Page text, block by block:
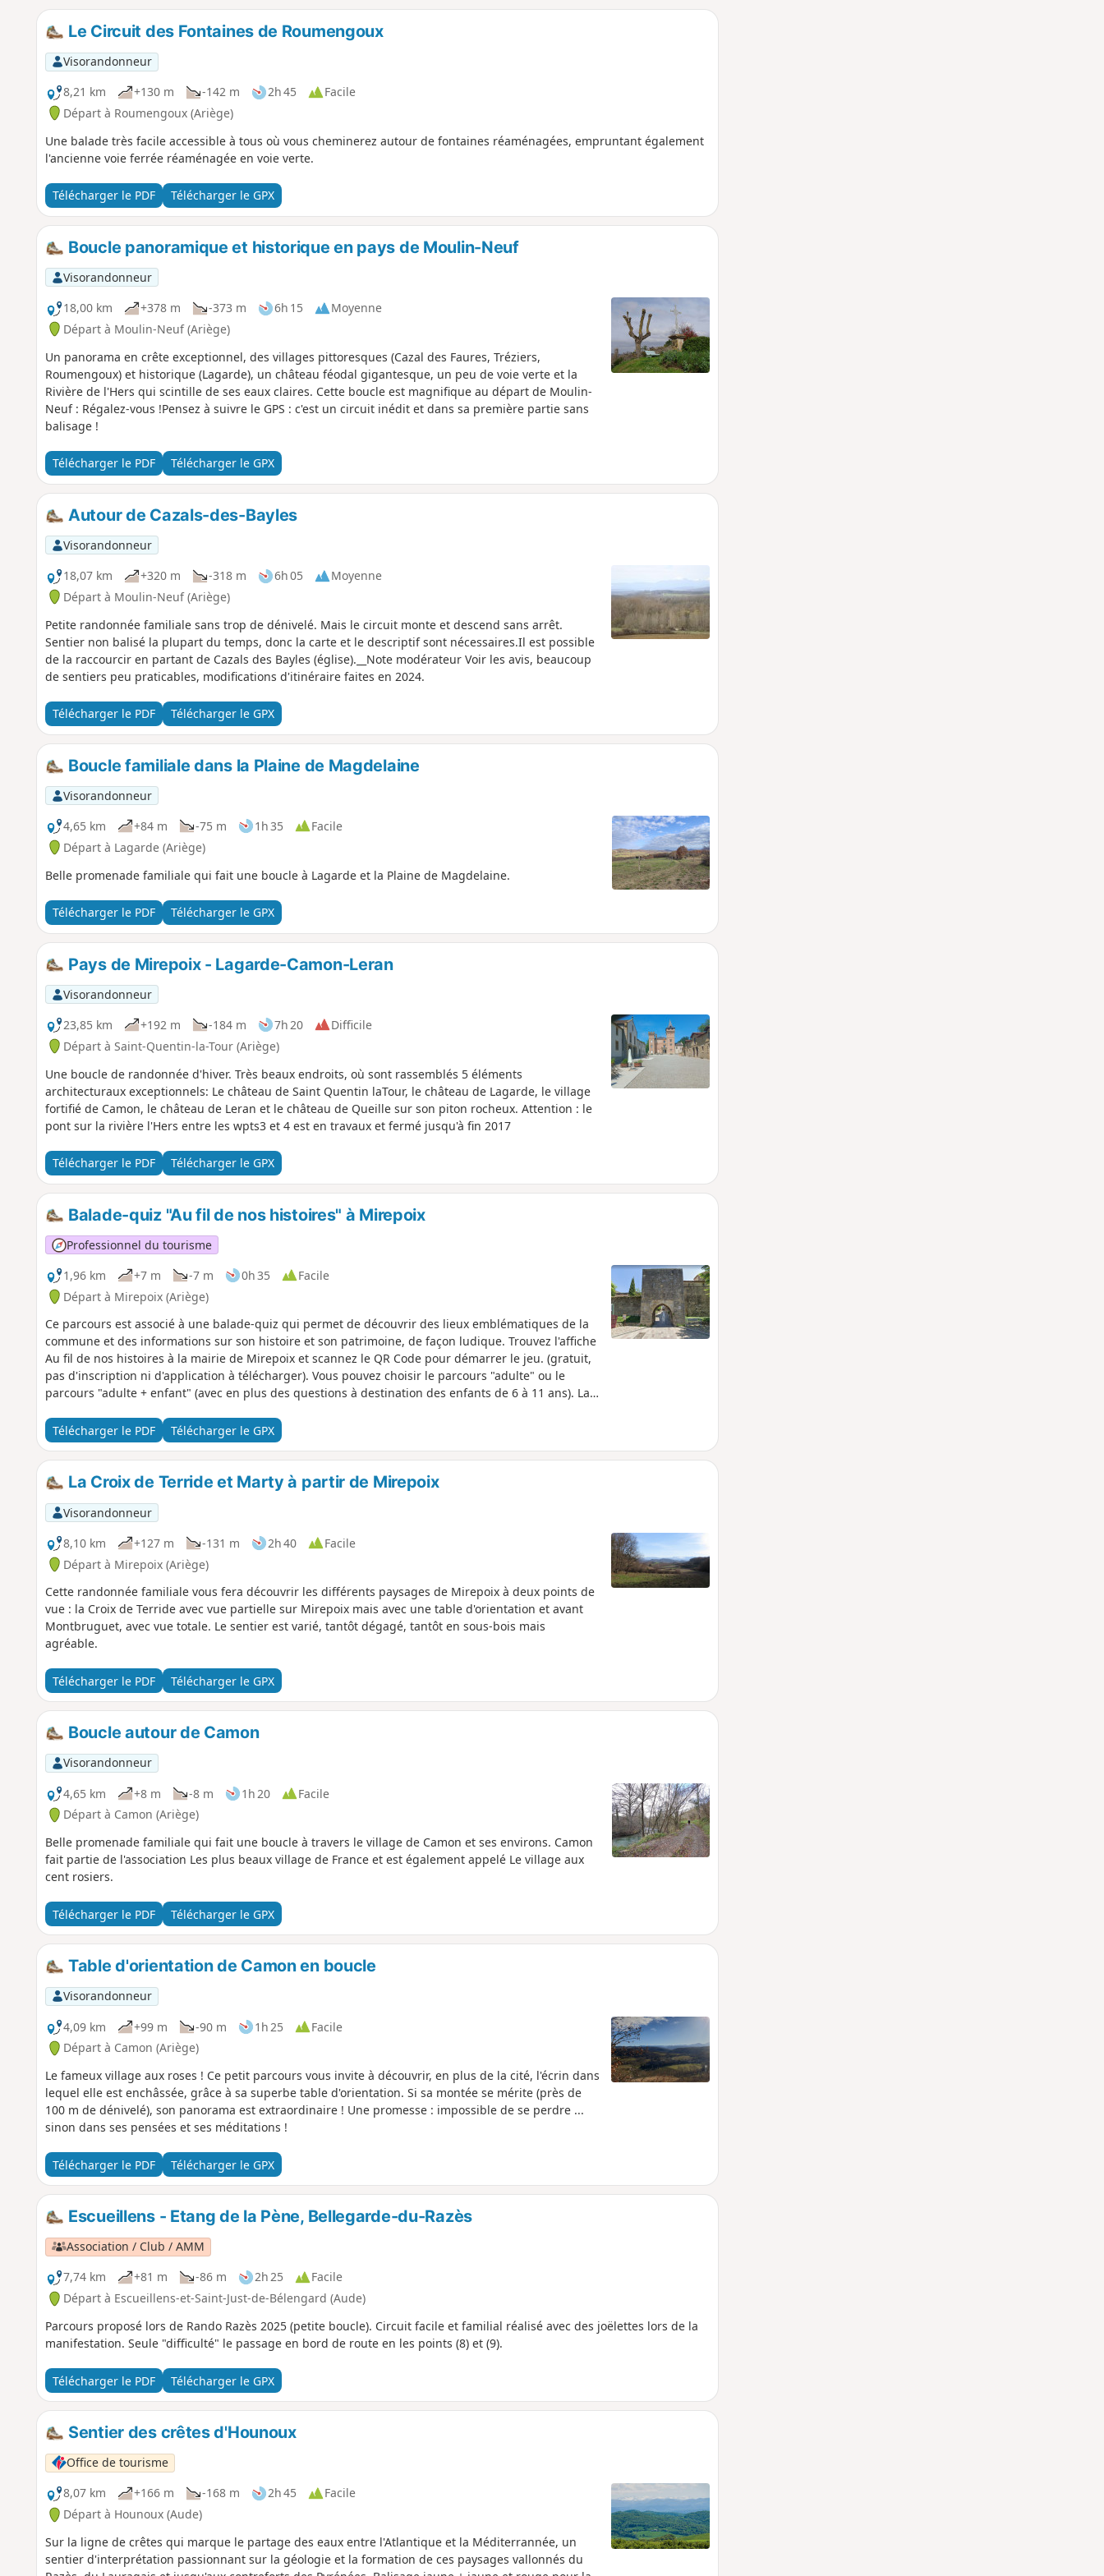
Le Circuit des Fontaines de Roumengoux
Visorandonneur
8,21 km
+130 m -142 m 2h 45
Facile
Départ à Roumengoux (Ariège)
Une balade très facile accessible à tous où vous cheminerez autour de fontaines réaménagées, empruntant également
l'ancienne voie ferrée réaménagée en voie verte.
Télécharger le PDF Télécharger le GPX
Boucle panoramique et historique en pays de Moulin-Neuf
Visorandonneur
18,00 km
+378 m -373 m 6h 15
Moyenne
Départ à Moulin-Neuf (Ariège)
Un panorama en crête exceptionnel, des villages pittoresques (Cazal des Faures, Tréziers,
Roumengoux) et historique (Lagarde), un château féodal gigantesque, un peu de voie verte et la
Rivière de l'Hers qui scintille de ses eaux claires. Cette boucle est magnifique au départ de Moulin-
Neuf : Régalez-vous !Pensez à suivre le GPS : c'est un circuit inédit et dans sa première partie sans
balisage !
Télécharger le PDF Télécharger le GPX
Autour de Cazals-des-Bayles
Visorandonneur
18,07 km
+320 m -318 m 6h 05
Moyenne
Départ à Moulin-Neuf (Ariège)
Petite randonnée familiale sans trop de dénivelé. Mais le circuit monte et descend sans arrêt.
Sentier non balisé la plupart du temps, donc la carte et le descriptif sont nécessaires.Il est possible
de la raccourcir en partant de Cazals des Bayles (église).__Note modérateur Voir les avis, beaucoup
de sentiers peu praticables, modifications d'itinéraire faites en 2024.
Télécharger le PDF Télécharger le GPX
Boucle familiale dans la Plaine de Magdelaine
Visorandonneur
4,65 km
+84 m -75 m 1h 35
Facile
Départ à Lagarde (Ariège)
Belle promenade familiale qui fait une boucle à Lagarde et la Plaine de Magdelaine.
Télécharger le PDF Télécharger le GPX
Pays de Mirepoix - Lagarde-Camon-Leran
Visorandonneur
23,85 km
+192 m -184 m 7h 20
Difficile
Départ à Saint-Quentin-la-Tour (Ariège)
Une boucle de randonnée d'hiver. Très beaux endroits, où sont rassemblés 5 éléments
architecturaux exceptionnels: Le château de Saint Quentin laTour, le château de Lagarde, le village
fortifié de Camon, le château de Leran et le château de Queille sur son piton rocheux. Attention : le
pont sur la rivière l'Hers entre les wpts3 et 4 est en travaux et fermé jusqu'à fin 2017
Télécharger le PDF Télécharger le GPX
Balade-quiz "Au fil de nos histoires" à Mirepoix
Professionnel du tourisme
1,96 km
+7 m -7 m 0h 35
Facile
Départ à Mirepoix (Ariège)
Ce parcours est associé à une balade-quiz qui permet de découvrir des lieux emblématiques de la
commune et des informations sur son histoire et son patrimoine, de façon ludique. Trouvez l'affiche
Au fil de nos histoires à la mairie de Mirepoix et scannez le QR Code pour démarrer le jeu. (gratuit,
pas d'inscription ni d'application à télécharger). Vous pouvez choisir le parcours "adulte" ou le
parcours "adulte + enfant" (avec en plus des questions à destination des enfants de 6 à 11 ans). La
Télécharger le PDF
Télécharger le GPX
La Croix de Terride et Marty à partir de Mirepoix
Visorandonneur
8,10 km
+127 m -131 m 2h 40
Facile
Départ à Mirepoix (Ariège)
Cette randonnée familiale vous fera découvrir les différents paysages de Mirepoix à deux points de
vue : la Croix de Terride avec vue partielle sur Mirepoix mais avec une table d'orientation et avant
Montbruguet, avec vue totale. Le sentier est varié, tantôt dégagé, tantôt en sous-bois mais
agréable.
Télécharger le PDF Télécharger le GPX
Boucle autour de Camon
Visorandonneur
4,65 km
+8 m -8 m 1h 20
Facile
Départ à Camon (Ariège)
Belle promenade familiale qui fait une boucle à travers le village de Camon et ses environs. Camon
fait partie de l'association Les plus beaux village de France et est également appelé Le village aux
cent rosiers.
Télécharger le PDF Télécharger le GPX
Table d'orientation de Camon en boucle
Visorandonneur
4,09 km
+99 m -90 m 1h 25
Facile
Départ à Camon (Ariège)
Le fameux village aux roses ! Ce petit parcours vous invite à découvrir, en plus de la cité, l'écrin dans
lequel elle est enchâssée, grâce à sa superbe table d'orientation. Si sa montée se mérite (près de
100 m de dénivelé), son panorama est extraordinaire ! Une promesse : impossible de se perdre ...
sinon dans ses pensées et ses méditations !
Télécharger le PDF Télécharger le GPX
Escueillens - Etang de la Pène, Bellegarde-du-Razès
Association / Club / AMM
7,74 km
+81 m -86 m 2h 25
Facile
Départ à Escueillens-et-Saint-Just-de-Bélengard (Aude)
Parcours proposé lors de Rando Razès 2025 (petite boucle). Circuit facile et familial réalisé avec des joëlettes lors de la
manifestation. Seule "difficulté" le passage en bord de route en les points (8) et (9).
Télécharger le PDF Télécharger le GPX
Sentier des crêtes d'Hounoux
Office de tourisme
8,07 km
+166 m -168 m 2h 45
Facile
Départ à Hounoux (Aude)
Sur la ligne de crêtes qui marque le partage des eaux entre l'Atlantique et la Méditerrannée, un
sentier d'interprétation passionnant sur la géologie et la formation de ces paysages vallonnés du